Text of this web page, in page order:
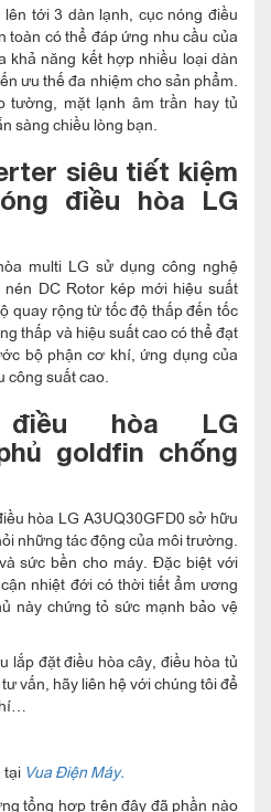
tới 3 dàn lạnh, cục nóng điều
toàn có thể đáp ứng nhu cầu của
khả năng kết hợp nhiều loại dàn
ưu thế đa nhiệm cho sản phẩm.
tường, mặt lạnh âm trần hay tủ
sàng chiều lòng bạn.
siêu tiết kiệm
điều hòa LG
multi LG sử dụng công nghệ
DC Rotor kép mới hiệu suất
quay rộng từ tốc độ thấp đến tốc
thấp và hiệu suất cao có thể đạt
bộ phận cơ khí, ứng dụng của
suất cao.
hòa LG
goldfin chống
hòa LG A3UQ30GFD0 sở hữu
những tác động của môi trường.
sức bền cho máy. Đặc biệt với
nhiệt đới có thời tiết ẩm ương
này chứng tỏ sức mạnh bảo vệ
lắp đặt điều hòa cây, điều hòa tủ
vấn, hãy liên hệ với chúng tôi để
tại Vua Điện Máy.
tổng hợp trên đây đã phần nào